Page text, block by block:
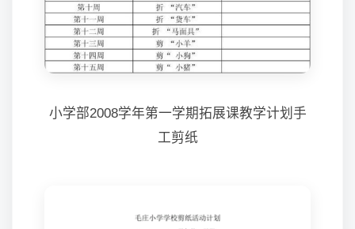
小学部2008学年第一学期拓展课教学计划手
工剪纸